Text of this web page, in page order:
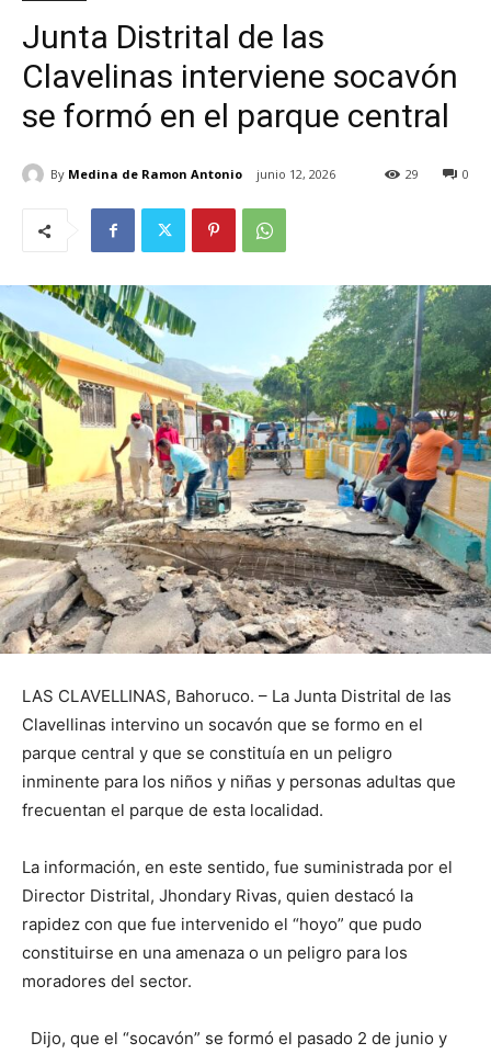
Junta Distrital de las
Clavelinas interviene socavón
se formó en el parque central
By Medina de Ramon Antonio junio 12, 2026 0
29
LAS CLAVELLINAS, Bahoruco. – La Junta Distrital de las
Clavellinas intervino un socavón que se formo en el
parque central y que se constituía en un peligro
inminente para los niños y niñas y personas adultas que
frecuentan el parque de esta localidad.
La información, en este sentido, fue suministrada por el
Director Distrital, Jhondary Rivas, quien destacó la
rapidez con que fue intervenido el “hoyo” que pudo
constituirse en una amenaza o un peligro para los
moradores del sector.
Dijo, que el “socavón” se formó el pasado 2 de junio y